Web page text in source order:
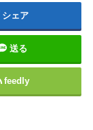
シェア
送る
feedly